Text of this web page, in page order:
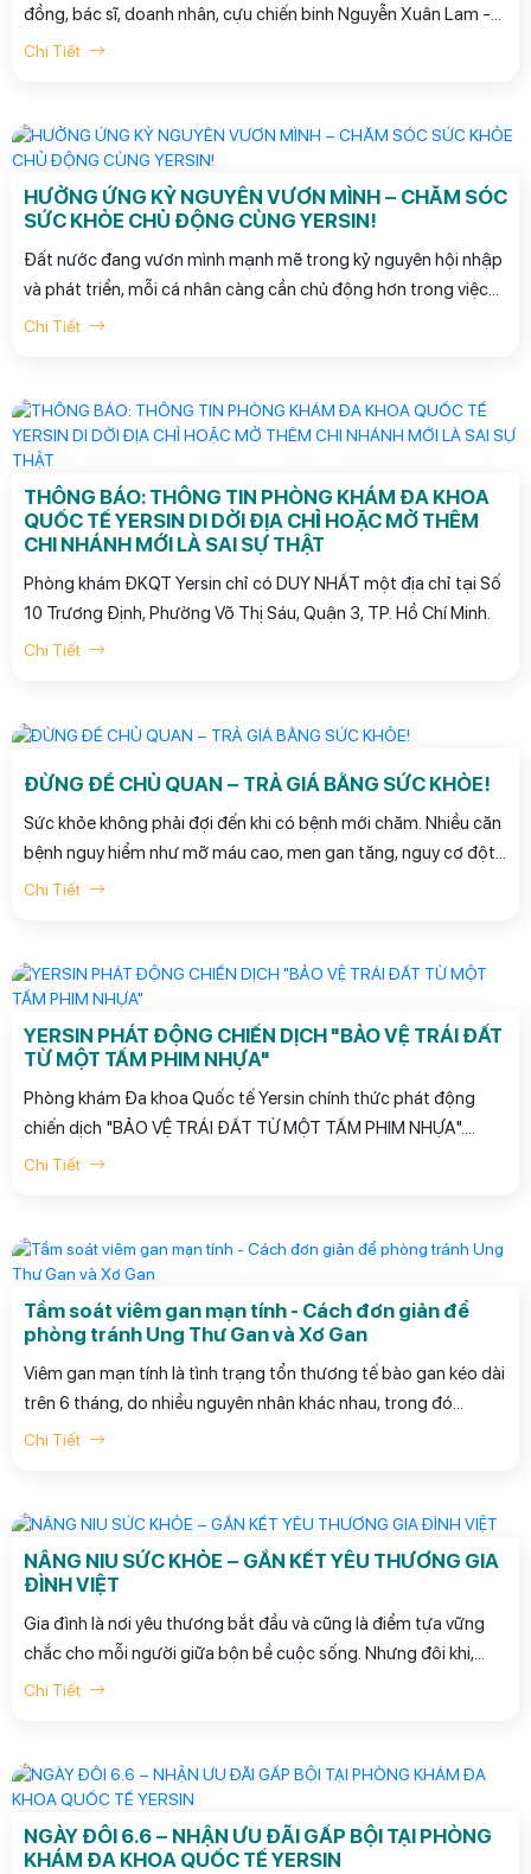
đồng, bác sĩ, doanh nhân, cựu chiến binh Nguyễn Xuân Lam -
Chủ tịch Hội đồng quản trị Công ty Đầu tư 3H, Giám đốc
bằng Giáo sư danh dự. Sự kiện đã đánh dấu một bước ngoặt
quan trọng trong sự nghiệp cống hiến và phụng sự cho cộng
đồng của Bác sỹ Nguyễn Xuân Lam.
Chi Tiết
HƯỞNG ỨNG KỶ NGUYÊN VƯƠN MÌNH – CHĂM SÓC
SỨC KHỎE CHỦ ĐỘNG CÙNG YERSIN!
Đất nước đang vươn mình mạnh mẽ trong kỷ nguyên hội nhập
và phát triển, mỗi cá nhân càng cần chủ động hơn trong việc
giữ gìn sức khỏe — bởi sức khỏe tốt chính là nền tảng vững
Chi Tiết
THÔNG BÁO: THÔNG TIN PHÒNG KHÁM ĐA KHOA
QUỐC TẾ YERSIN DI DỜI ĐỊA CHỈ HOẶC MỞ THÊM
CHI NHÁNH MỚI LÀ SAI SỰ THẬT
Phòng khám ĐKQT Yersin chỉ có DUY NHẤT một địa chỉ tại Số
10 Trương Định, Phường Võ Thị Sáu, Quận 3, TP. Hồ Chí Minh.
Chi Tiết
ĐỪNG ĐỂ CHỦ QUAN – TRẢ GIÁ BẰNG SỨC KHỎE!
Sức khỏe không phải đợi đến khi có bệnh mới chăm. Nhiều căn
bệnh nguy hiểm như mỡ máu cao, men gan tăng, nguy cơ đột
quỵ, ung thư tiêu hóa… đều diễn tiến âm thầm, chỉ khi đi khám
Chi Tiết
YERSIN PHÁT ĐỘNG CHIẾN DỊCH "BẢO VỆ TRÁI ĐẤT
TỪ MỘT TẤM PHIM NHỰA"
Phòng khám Đa khoa Quốc tế Yersin chính thức phát động
chiến dịch "BẢO VỆ TRÁI ĐẤT TỪ MỘT TẤM PHIM NHỰA".
GIẢM NGAY 10.000đ cho mỗi khách hàng khám sức
Chi Tiết
Tầm soát viêm gan mạn tính - Cách đơn giản để
phòng tránh Ung Thư Gan và Xơ Gan
Viêm gan mạn tính là tình trạng tổn thương tế bào gan kéo dài
trên 6 tháng, do nhiều nguyên nhân khác nhau, trong đó
thường gặp nhất là viêm gan siêu vi B mạn tính, viêm gan siêu
Chi Tiết
NÂNG NIU SỨC KHỎE – GẮN KẾT YÊU THƯƠNG GIA
ĐÌNH VIỆT
Gia đình là nơi yêu thương bắt đầu và cũng là điểm tựa vững
chắc cho mỗi người giữa bộn bề cuộc sống. Nhưng đôi khi,
giữa những lo toan thường nhật, chúng ta lại quên mất điều
Chi Tiết
NGÀY ĐÔI 6.6 – NHẬN ƯU ĐÃI GẤP BỘI TẠI PHÒNG
KHÁM ĐA KHOA QUỐC TẾ YERSIN